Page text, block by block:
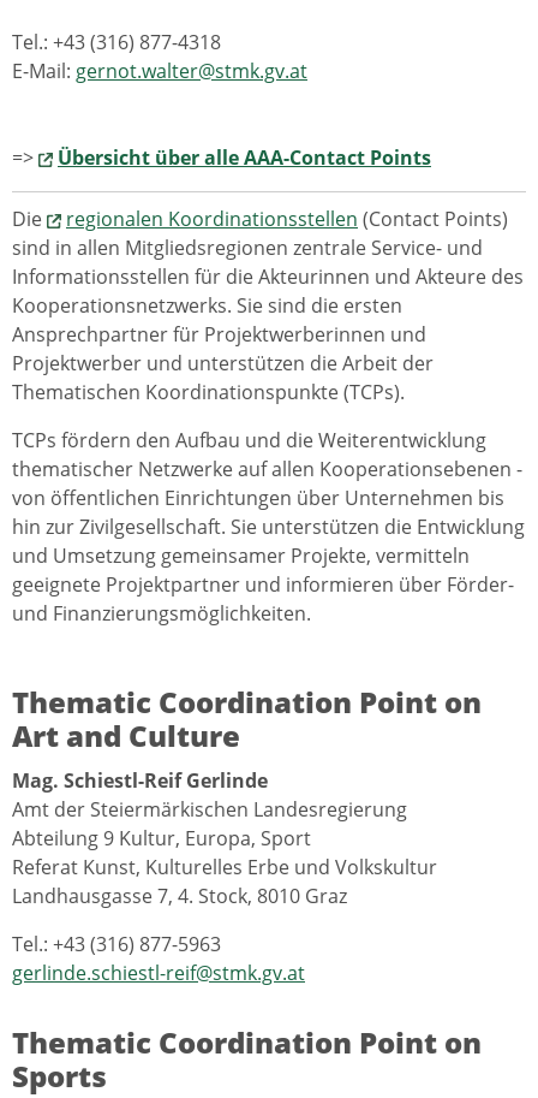
Tel.: +43 (316) 877-4318
E-Mail: gernot.walter@stmk.gv.at
=> Übersicht über alle AAA-Contact Points
Die regionalen Koordinationsstellen (Contact Points)
sind in allen Mitgliedsregionen zentrale Service- und
Informationsstellen für die Akteurinnen und Akteure des
Kooperationsnetzwerks. Sie sind die ersten
Ansprechpartner für Projektwerberinnen und
Projektwerber und unterstützen die Arbeit der
Thematischen Koordinationspunkte (TCPs).
TCPs fördern den Aufbau und die Weiterentwicklung
thematischer Netzwerke auf allen Kooperationsebenen -
von öffentlichen Einrichtungen über Unternehmen bis
hin zur Zivilgesellschaft. Sie unterstützen die Entwicklung
und Umsetzung gemeinsamer Projekte, vermitteln
geeignete Projektpartner und informieren über Förder-
und Finanzierungsmöglichkeiten.
Thematic Coordination Point on
Art and Culture
Mag. Schiestl-Reif Gerlinde
Amt der Steiermärkischen Landesregierung
Abteilung 9 Kultur, Europa, Sport
Referat Kunst, Kulturelles Erbe und Volkskultur
Landhausgasse 7, 4. Stock, 8010 Graz
Tel.: +43 (316) 877-5963
gerlinde.schiestl-reif@stmk.gv.at
Thematic Coordination Point on
Sports